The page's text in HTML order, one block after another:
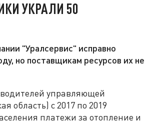
УКРАЛИ 50
"Уралсервис" исправно
но поставщикам ресурсов их не
управляющей
область) с 2017 по 2019
платежи за отопление и